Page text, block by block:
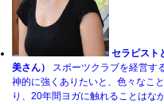
セラピスト
美さん）
スポーツクラブを経営す
神的に強くありたいと、色々なこ
り、20年間ヨガに触れることはな